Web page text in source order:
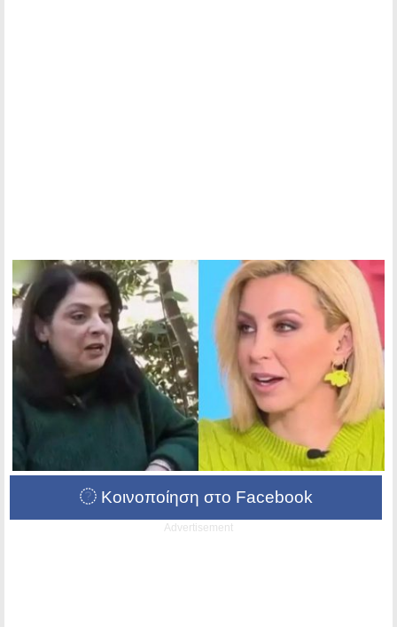
Κοινοποίηση στο Facebook
Advertisement